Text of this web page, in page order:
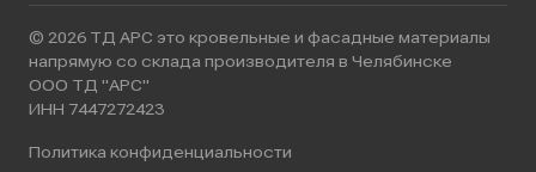
© 2026 ТД АРС это кровельные и фасадные материалы
напрямую со склада производителя в Челябинске
ООО ТД "АРС"
ИНН 7447272423
Политика конфиденциальности